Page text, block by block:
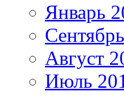
Январь
Август
Июль